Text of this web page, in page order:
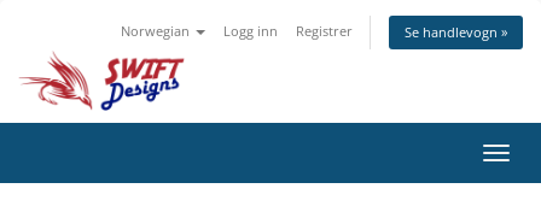
Norwegian Logg inn Registrer Se handlevogn »
Bytt